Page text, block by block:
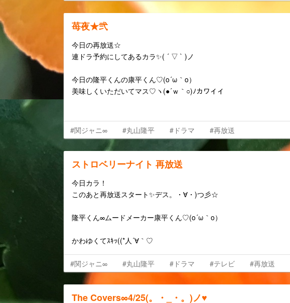
苺夜★弐
今日の再放送☆
連ドラ予約にしてあるカラ✨( ´ ▽ ` )ノ
今日の隆平くんの康平くん♡(o´ω｀o）
美味しくいただいてマス♡ヽ(●´ｗ｀○)ﾉカワイイ
#関ジャニ∞ #丸山隆平 #ドラマ #再放送
ストロベリーナイト 再放送
今日カラ！
このあと再放送スタート✨デス。・∀・)つ彡☆
隆平くん∞ムードメーカー康平くん♡(o´ω｀o）
かわゆくてｽｷｯ((*人´∀｀♡
#関ジャニ∞ #丸山隆平 #ドラマ #テレビ #再放送
The Covers∞4/25(。・_・。)ノ♥